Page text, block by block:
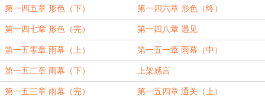
第一四五章 形色（下） 第一四六章 形色（终）
第一四七章 形色（完） 第一四八章 遇见
第一五零章 雨幕（上） 第一五一章 雨幕（中）
第一五二章 雨幕（下） 上架感言
第一五三章 雨幕（完） 第一五四章 通关（上）